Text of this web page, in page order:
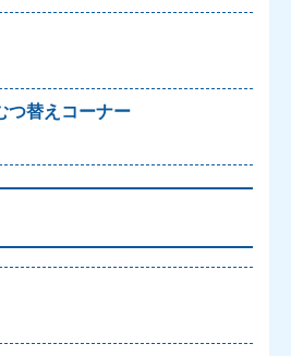
つ替えコーナー